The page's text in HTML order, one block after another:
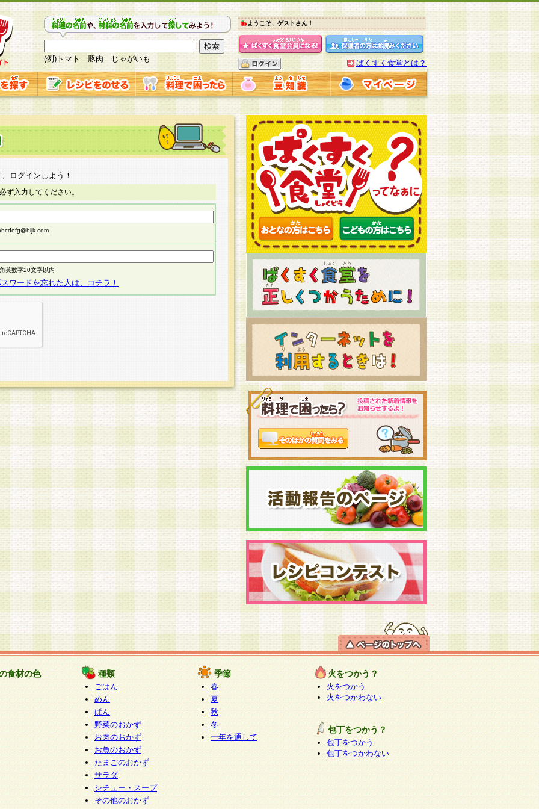
(例)トマト 豚肉 じゃがいも
ようこそ、ゲストさん！
ぱくすく食堂とは？
ログインしよう！
ず入力してください。
英数字20文字以内
ワードを忘れた人は、コチラ！
食材の色 種類
ごはん
めん
ぱん
野菜のおかず
お肉のおかず
お魚のおかず
たまごのおかず
サラダ
シチュー・スープ
その他のおかず
季節
春
夏
秋
冬
一年を通して
火をつかう？
火をつかう
火をつかわない
包丁をつかう？
包丁をつかう
包丁をつかわない